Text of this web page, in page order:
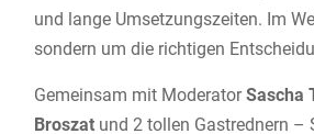
und lange Umsetzungszeiten. Im
sondern um die richtigen
Gemeinsam mit ModeratorSascha
Broszat und 2 tollen Gastrednern –